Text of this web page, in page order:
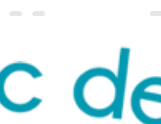
Vi vet. Det är kul att designa. Många sitter
helt ärligt, det är ju kul . Men så kommer vi. Och
börjar prata om utfall och skärmärken . Inte för
att vara jobbiga.Utan för att tryck är… lite mer
verklighet än skärm. Skärm är inte lika med
(tyvärr) När du jobbar digitalt är allt rakt, exakt
och snällt. I tryckvärlden händer